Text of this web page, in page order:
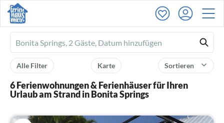
Ferienhausmiete
logo
Sortieren
Karte
Alle Filter
6 Ferienwohnungen & Ferienhäuser für Ihren
Urlaub am Strand in Bonita Springs